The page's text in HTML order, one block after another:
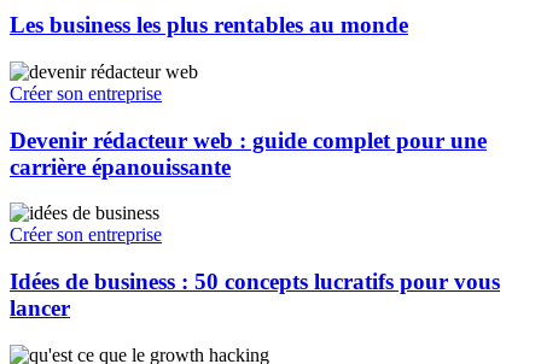
Les business les plus rentables au monde
Créer son entreprise
Devenir rédacteur web : guide complet pour une
carrière épanouissante
Créer son entreprise
Idées de business : 50 concepts lucratifs pour vous
lancer